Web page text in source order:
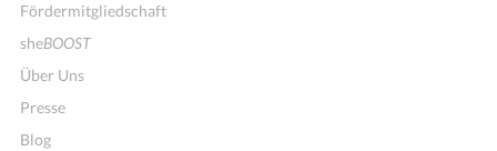
Fördermitgliedschaft
sheBOOST
Über Uns
Presse
Blog